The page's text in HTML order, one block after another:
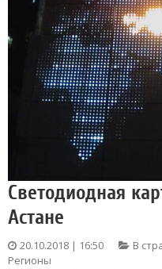
Светодиодная
Астане
20.10.2018 | 16:50 В
Регионы